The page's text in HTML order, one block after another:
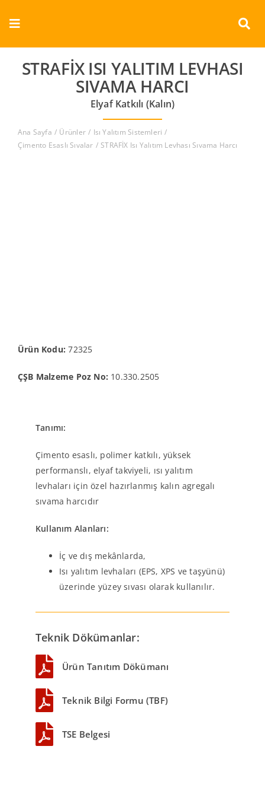
Toggle
Navigation
Kurumsal
Dokümanlar
STRAFİX ISI YALITIM LEVHASI
SIVAMA HARCI
Elyaf Katkılı (Kalın)
Ana Sayfa Ürünler
Isı Yalıtım Sistemleri
Çimento Esaslı Sıvalar
STRAFİX Isı Yalıtım Levhası Sıvama Harcı
Ürün Kodu:72325
ÇŞB Malzeme Poz No: 10.330.2505
Tanımı:
Çimento esaslı, polimer katkılı, yüksek
performanslı, elyaf takviyeli, ısı yalıtım
levhaları için özel hazırlanmış kalın agregalı
sıvama harcıdır
Kullanım Alanları:
İç ve dış mekânlarda,
Isı yalıtım levhaları (EPS, XPS ve taşyünü)
üzerinde yüzey sıvası olarak kullanılır.
Teknik Dökümanlar:
Ürün Tanıtım Dökümanı
Teknik Bilgi Formu (TBF)
TSE Belgesi